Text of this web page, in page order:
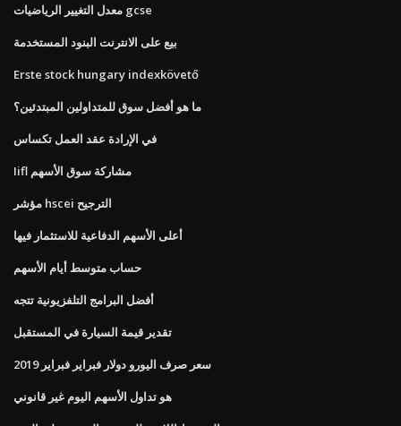
معدل التغيير الرياضيات gcse
بيع على الانترنت البنود المستخدمة
Erste stock hungary indexkövető
ما هو أفضل سوق للمتداولين المبتدئين؟
في الإرادة عقد العمل تكساس
Iifl مشاركة سوق الأسهم
مؤشر hscei الترجيح
أعلى الأسهم الدفاعية للاستثمار فيها
حساب متوسط ​​أيام الأسهم
أفضل البرامج التلفزيونية تتجه
تقدير قيمة السيارة في المستقبل
سعر صرف اليورو دولار فبراير فبراير 2019
هو تداول الأسهم اليوم غير قانوني